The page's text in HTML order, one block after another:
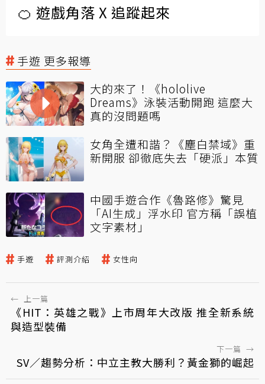
🍊 遊戲角落 X 追蹤起來
手遊 更多報導
大的來了！《hololive
Dreams》泳裝活動開跑 這麼大
真的沒問題嗎
女角全遭和諧？《塵白禁域》重
新開服 卻徹底失去「硬派」本質
中國手遊合作《魯路修》驚見
「AI生成」浮水印 官方稱「誤植
文字素材」
手遊 評測介紹 女性向
← 上一篇
《HIT：英雄之戰》上市周年大改版 推全新系統
與造型裝備
下一篇 →
SV／趨勢分析：中立主教大勝利？黃金獅的崛起